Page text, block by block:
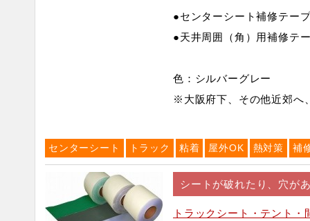
●センターシート補修テー
●天井周囲（角）用補修テ
色：シルバーグレー
※大阪府下、その他近郊へ
センターシート トラック 粘着 屋外OK 熱対策 補
シートが破れたり、穴が
トラックシート・テント